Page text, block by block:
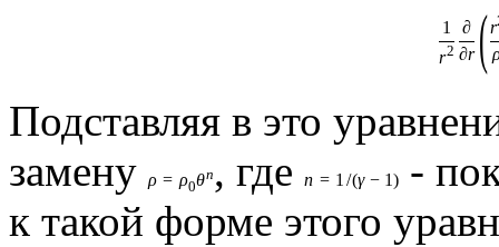
1
r2
∂
∂r (r
Подставляя в это
замену ρ = ρ0θn , гдеn = 1 /(γ − 1)-
к такой форме этого